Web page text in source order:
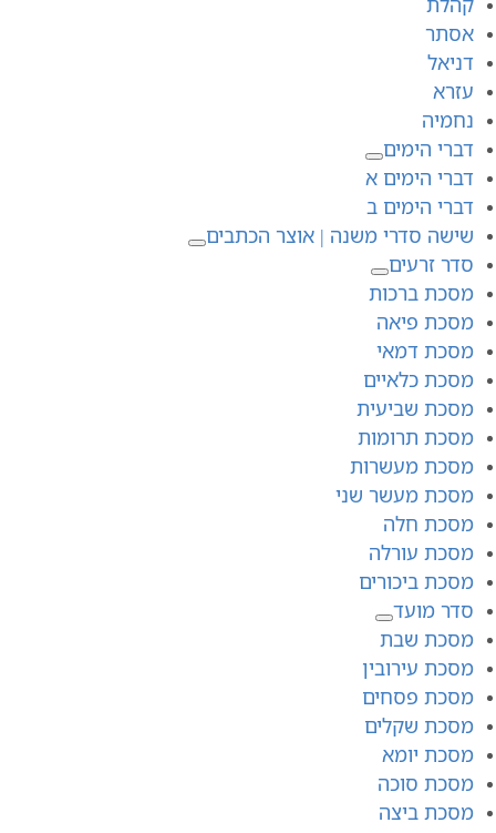
אסתר
דניאל
עזרא
נחמיה
דברי הימים
דברי הימים א
דברי הימים ב
שישה סדרי משנה | אוצר הכתבים
סדר זרעים
מסכת ברכות
מסכת פיאה
מסכת דמאי
מסכת כלאיים
מסכת שביעית
מסכת תרומות
מסכת מעשרות
מסכת מעשר שני
מסכת חלה
מסכת עורלה
מסכת ביכורים
סדר מועד
מסכת שבת
מסכת עירובין
מסכת פסחים
מסכת שקלים
מסכת יומא
מסכת סוכה
מסכת ביצה